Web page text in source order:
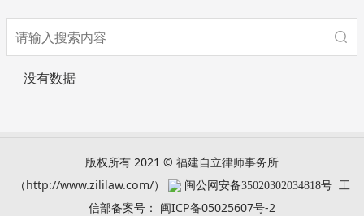
没有数据
版权所有 2021 © 福建自立律师事务所
（http://www.zililaw.com/） 闽公网安备35020302034818号工
信部备案号： 闽ICP备05025607号-2